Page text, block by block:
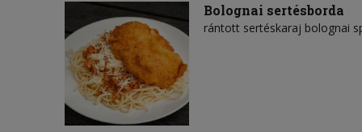
Bolognai sertésborda
rántott sertéskaraj bolognai